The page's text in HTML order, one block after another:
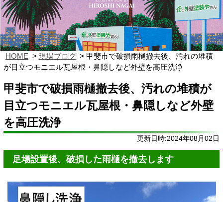
HOME 現場ブログ
甲斐市で破損雨樋撤去後、汚れの堆積
が目立つモニエル瓦屋根・鼻隠しなど外壁を高圧洗浄
甲斐市で破損雨樋撤去後、汚れの堆積が
目立つモニエル瓦屋根・鼻隠しなど外壁
を高圧洗浄
更新日時:2024年08月02日
足場設置後、破損した雨樋を撤去します